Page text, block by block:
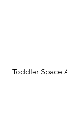
Toddler Space